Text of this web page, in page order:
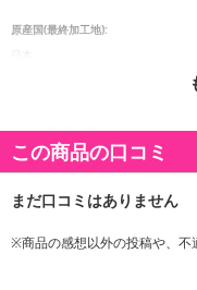
原産国(最終加工地):
この商品の口コミ
※商品の感想以外の投稿や、不